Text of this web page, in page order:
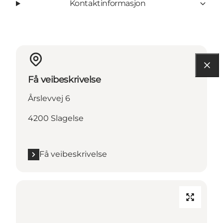
Kontaktinformasjon
Få veibeskrivelse
Årslevvej 6
4200 Slagelse
Få veibeskrivelse